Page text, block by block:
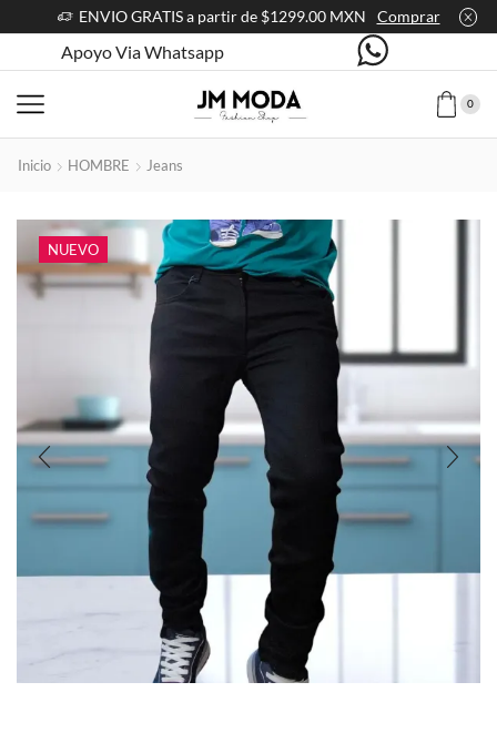
ENVIO GRATIS a partir de $1299.00 MXN Comprar
Apoyo Via Whatsapp
0
Inicio HOMBRE Jeans
NUEVO